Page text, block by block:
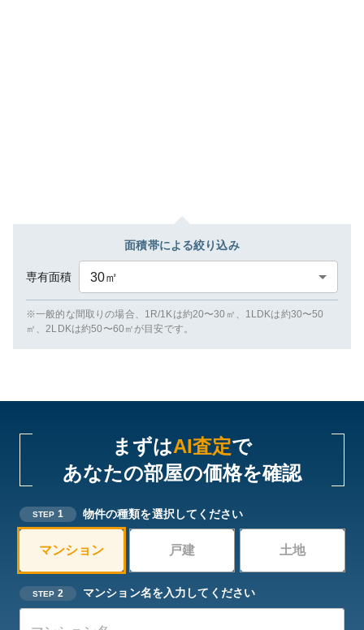
面積帯による絞り込み
専有面積 30㎡
※一般的な間取りの場合、1R/1Kは約20〜30㎡、1LDKは約30〜50
㎡、2LDKは約50〜60㎡が目安です。
まずはAI査定で
あなたの部屋の価格を確認
STEP 1 物件の種類を選択してください
マンション 戸建 土地
STEP 2 マンション名を入力してください